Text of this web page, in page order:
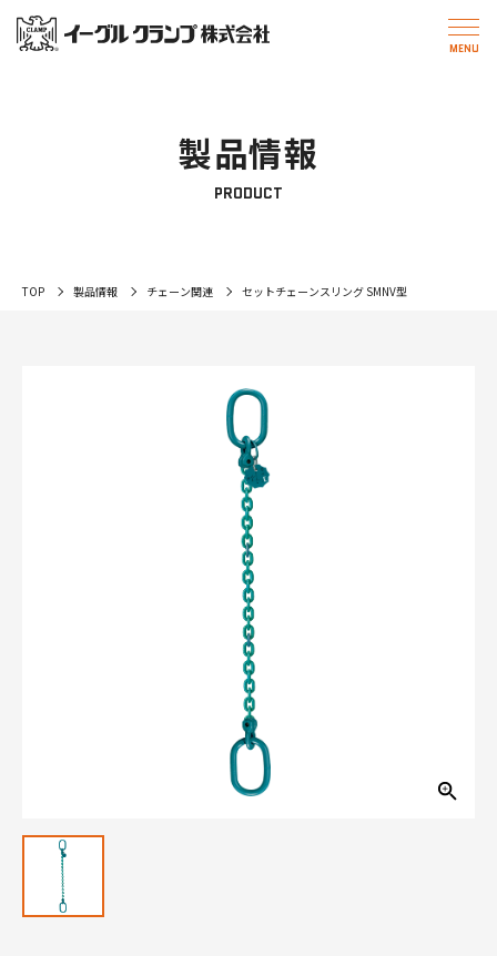
TOP 製品情報 チェーン関連 セットチェーンスリング SMNV型
製品情報
PRODUCT